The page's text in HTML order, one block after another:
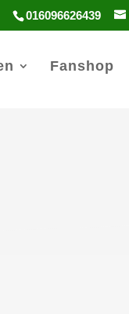
016096626439
Fanshop